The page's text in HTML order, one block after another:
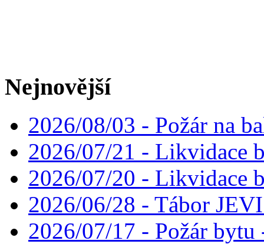
Nejnovější
2026/08/03 - Požár na
2026/07/21 - Likvidace
2026/07/20 - Likvidace
2026/06/28 - Tábor
2026/07/17 - Požár